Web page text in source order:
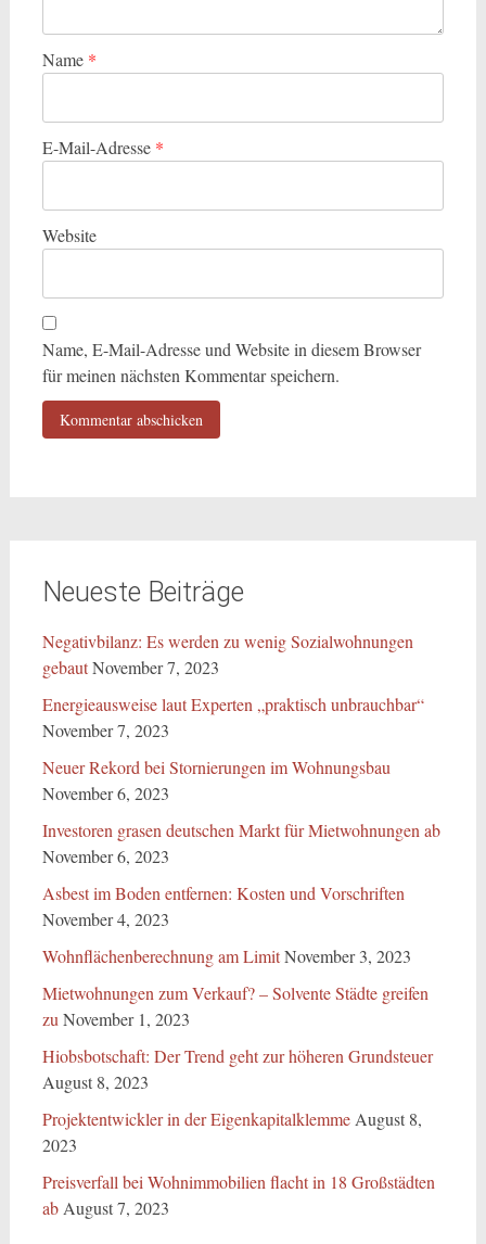
Name *
E-Mail-Adresse *
Website
Name, E-Mail-Adresse und Website in diesem Browser
für meinen nächsten Kommentar speichern.
Neueste Beiträge
Negativbilanz: Es werden zu wenig Sozialwohnungen
gebautNovember 7, 2023
Energieausweise laut Experten „praktisch unbrauchbar“
November 7, 2023
Neuer Rekord bei Stornierungen im Wohnungsbau
November 6, 2023
Investoren grasen deutschen Markt für Mietwohnungen ab
November 6, 2023
Asbest im Boden entfernen: Kosten und Vorschriften
November 4, 2023
Wohnflächenberechnung am LimitNovember 3, 2023
Mietwohnungen zum Verkauf? – Solvente Städte greifen
zu November 1, 2023
Hiobsbotschaft: Der Trend geht zur höheren Grundsteuer
August 8, 2023
Projektentwickler in der Eigenkapitalklemme August 8,
2023
Preisverfall bei Wohnimmobilien flacht in 18 Großstädten
ab August 7, 2023